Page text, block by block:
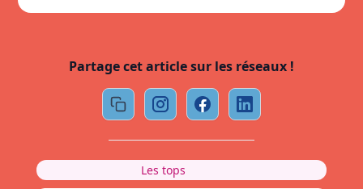
Partage cet article sur les réseaux !
Les tops